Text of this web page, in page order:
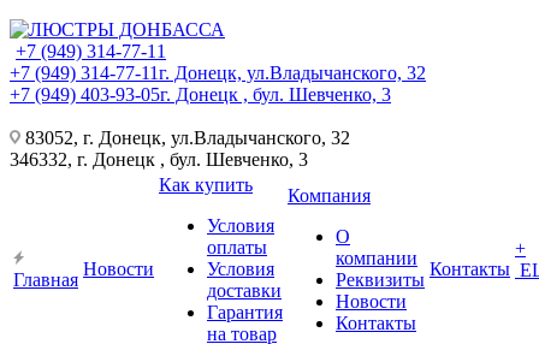
+7 (949) 314-77-11
+7 (949) 314-77-11г. Донецк, ул.Владычанского, 32
+7 (949) 403-93-05г. Донецк , бул. Шевченко, 3
83052, г. Донецк, ул.Владычанского, 32
346332, г. Донецк , бул. Шевченко, 3
Главная
Новости
Как купить
Условия
оплаты
Условия
доставки
Гарантия
на товар
Компания
О
компании
Реквизиты
Новости
Контакты
Контакты
+